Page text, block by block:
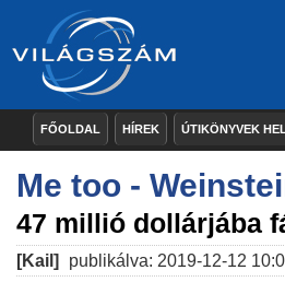
FŐOLDAL HÍREK ÚTIKÖNYVEK
Me too -
47 millió dollárjába
[Kail] publikálva: 2019-12-12